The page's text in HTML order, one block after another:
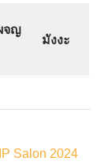
จญ
มังงะ
Salon 2024